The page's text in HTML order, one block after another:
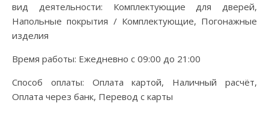
вид деятельности: Комплектующие для дверей,
Напольные покрытия / Комплектующие, Погонажные
изделия
Время работы: Ежедневно с 09:00 до 21:00
Способ оплаты: Оплата картой, Наличный расчёт,
Оплата через банк, Перевод с карты